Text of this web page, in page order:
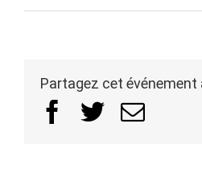
Partagez cet événement
Facebook
TwitterEmail